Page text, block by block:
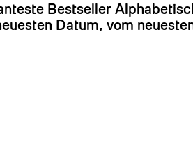
Bestseller
Datum, vom